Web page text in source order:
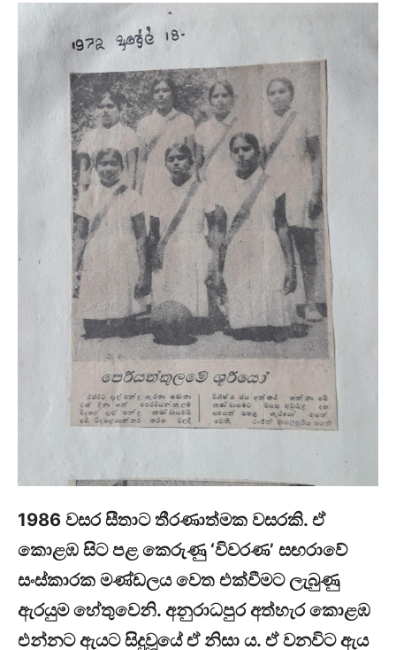
1986 වසර සීතාට තීරණාත්මක වසරකි. ඒ
කොළඹ සිට පළ කෙරුණු ‘විවරණ’ සඟරාවේ
සංස්කාරක මණ්ඩලය වෙත එක්වීමට ලැබුණු
ඇරයුම හේතුවෙනි. අනුරාධපුර අත්හැර කොළඹ
එන්නට ඇයට සිදුවූයේ ඒ නිසා ය. ඒ වනවිට ඇය